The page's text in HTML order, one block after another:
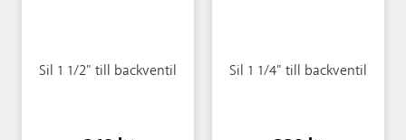
Sil 1 1/2" till backventil Sil 1 1/4" till backventil